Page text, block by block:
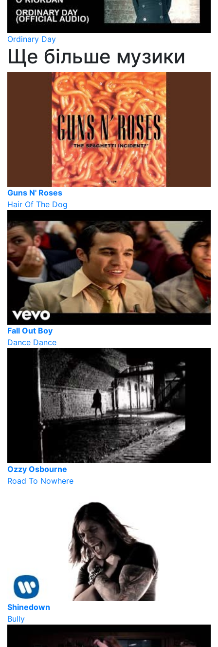
Ordinary Day
Ще більше музики
Guns N' Roses
Hair Of The Dog
Fall Out Boy
Dance Dance
Ozzy Osbourne
Road To Nowhere
Shinedown
Bully